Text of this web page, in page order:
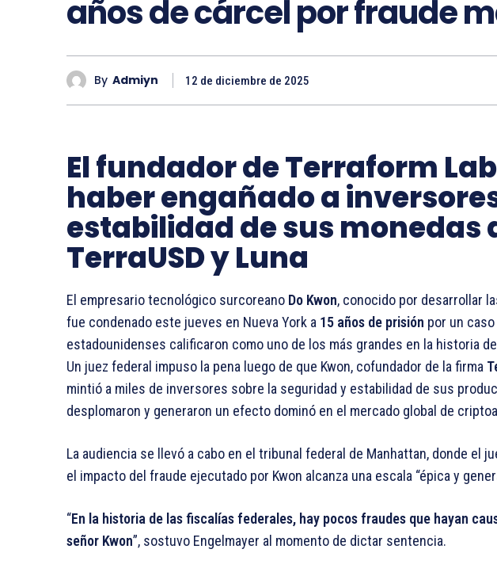
años de cárcel por fraude
By Admiyn 12 de diciembre de 2025
El fundador de Terraform
haber engañado a
estabilidad de sus monedas
TerraUSD y Luna
El empresario tecnológico surcoreano Do Kwon, conocido por desarrollar
fue condenado este jueves en Nueva York a 15 años de prisión por un
estadounidenses calificaron como uno de los más grandes en la historia
Un juez federal impuso la pena luego de que Kwon, cofundador de la firma
mintió a miles de inversores sobre la seguridad y estabilidad de sus
desplomaron y generaron un efecto dominó en el mercado global de
La audiencia se llevó a cabo en el tribunal federal de Manhattan, donde el
el impacto del fraude ejecutado por Kwon alcanza una escala “épica y
“En la historia de las fiscalías federales, hay pocos fraudes que hayan
señor Kwon”, sostuvo Engelmayer al momento de dictar sentencia.